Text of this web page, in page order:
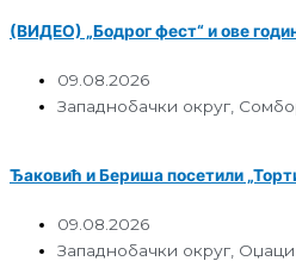
(ВИДЕО) „Бодрог фест“ и ове
09.08.2026
Западнобачки округ
Ђаковић и Бериша посетили
09.08.2026
Западнобачки округ Оџаци